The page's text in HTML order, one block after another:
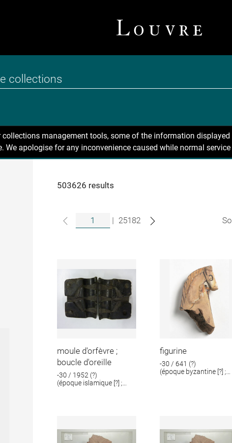
collections management tools, some of the information
We apologise for any inconvenience caused while normal
503626 results
| 25182
moule d'orfèvre ;
boucle d'oreille
-30 / 1952 (?)
(époque islamique [?] ;
figurine
-30 / 641 (?)
(époque byzantine [?] ;